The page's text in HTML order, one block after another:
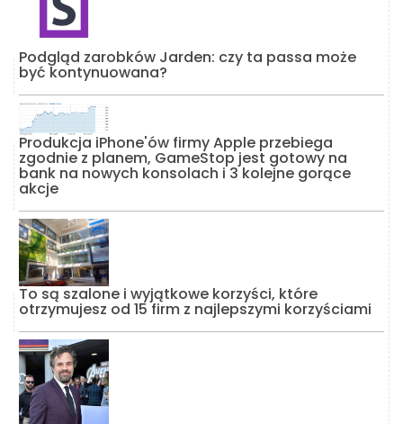
Podgląd zarobków Jarden: czy ta passa może
być kontynuowana?
Produkcja iPhone'ów firmy Apple przebiega
zgodnie z planem, GameStop jest gotowy na
bank na nowych konsolach i 3 kolejne gorące
akcje
To są szalone i wyjątkowe korzyści, które
otrzymujesz od 15 firm z najlepszymi korzyściami